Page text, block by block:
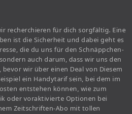
recherchieren für dich sorgfältig. Eine
ist die Sicherheit und dabei geht es
die du uns für den Schnäppchen-
auch darum, dass wir uns den
wir über einen Deal von Diesem
ein Handytarif sein, bei dem im
entstehen können, wie zum
oder voraktivierte Optionen bei
Zeitschriften-Abo mit tollen